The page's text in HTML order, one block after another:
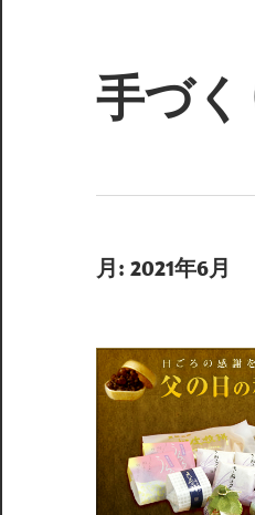
テ
ン
ッ
手づ
月: 2021年6月